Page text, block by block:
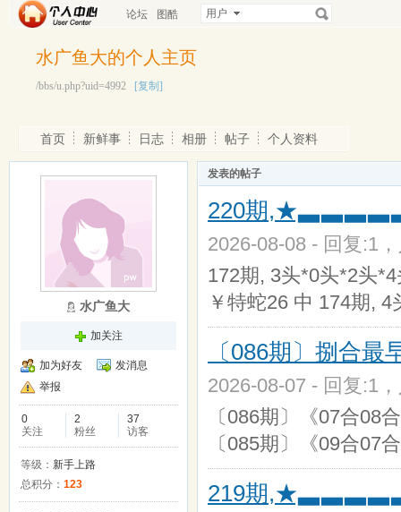
论坛 图酷 用户
水广鱼大的个人主页
/bbs/u.php?uid=4992 [复制]
首页 新鲜事 日志 相册 帖子 个人资料
水广鱼大
加关注
加为好友
发消息
举报
0
关注
2
粉丝
37
访客
等级： 新手上路
总积分： 123
发表的帖子
220期
2026-08-08 - 回复:1
172期, 3头*0头*2头
￥特蛇26 中 174期, 4
〔086期〕捌合
2026-08-07 - 回复:1
〔086期〕《07合08
〔085期〕《09合07
219期